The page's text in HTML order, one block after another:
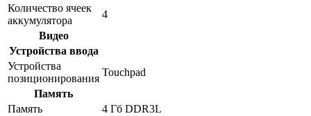
Количество ячеек
аккумулятора
4
Видео
Устройства ввода
Устройства
позиционирования
Touchpad
Память
Память
4 Гб DDR3L